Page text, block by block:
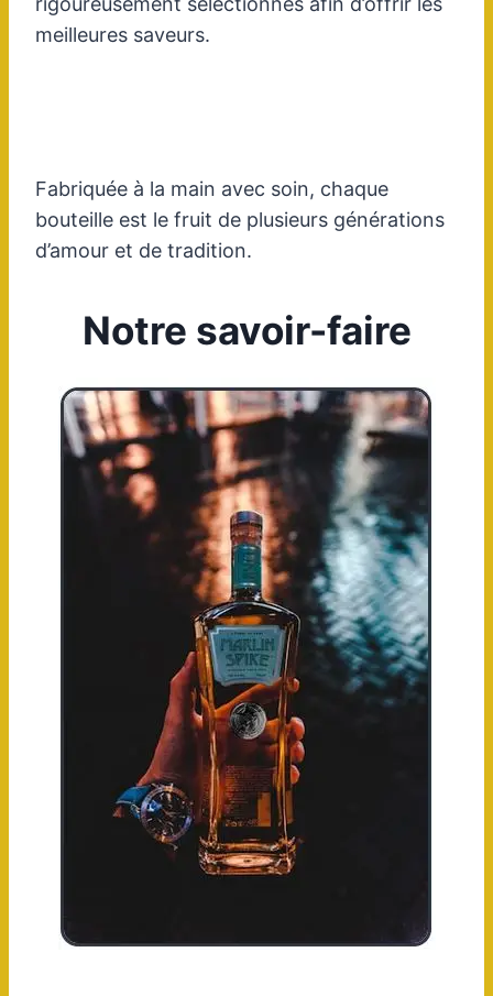
meilleures saveurs.
Fabriquée à la main avec soin, chaque
bouteille est le fruit de plusieurs générations
d’amour et de tradition.
Notre savoir-faire